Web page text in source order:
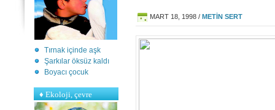
Tırnak içinde aşk
Şarkılar öksüz kaldı
Boyacı çocuk
♦Ekoloji, çevre
MART 18, 1998 / METİN SERT